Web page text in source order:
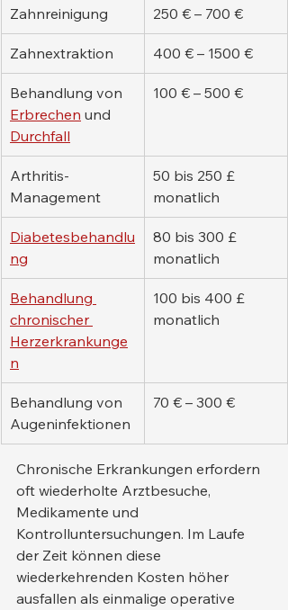
Zahnreinigung 250 € – 700 €
Zahnextraktion 400 € – 1500 €
Behandlung von
Erbrechen und
Durchfall
100 € – 500 €
Arthritis-
Management
50 bis 250 £
monatlich
Diabetesbehandlu
ng
80 bis 300 £
monatlich
Behandlung
chronischer
Herzerkrankunge
n
100 bis 400 £
monatlich
Behandlung von
Augeninfektionen
70 € – 300 €
Chronische Erkrankungen erfordern
oft wiederholte Arztbesuche,
Medikamente und
Kontrolluntersuchungen. Im Laufe
der Zeit können diese
wiederkehrenden Kosten höher
ausfallen als einmalige operative